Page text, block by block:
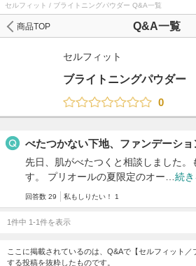
セルフィット / ブライトニングパウダー Q&A一覧
Q&A一覧
商品TOP
セルフィット
ブライトニングパウダー
0
べたつかない下地、ファンデーショ
先日、肌がべたつくと相談しました
す。 プリオールの夏限定のオー… 続
回答数 29 私もしりたい！ 1
1件中 1-1件を表示
ここに掲載されているのは、Q&Aで【セルフィット
する投稿を抜粋したものです。